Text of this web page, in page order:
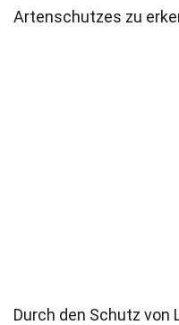
Artenschutzes zu
Durch den Schutz von